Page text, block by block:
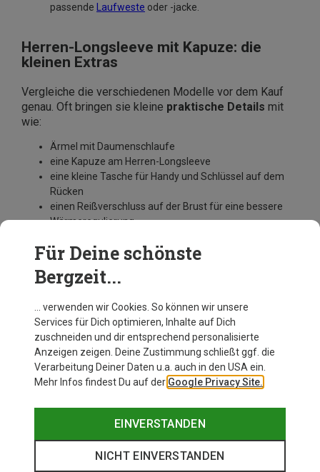
passende
Laufweste oder -jacke.
Herren-Longsleeve mit Kapuze: die
kleinen Extras
Vergleiche die verschiedenen Modelle vor dem Kauf
genau. Oft bringen sie kleine praktische Details mit
wie:
Ärmel mit Daumenschlaufe
eine Kapuze am Herren-Longsleeve
eine kleine Tasche für Handy und Schlüssel auf dem
Rücken
einen Reißverschluss auf der Brust für eine bessere
Wärmeregulierung
Die besten Longsleeves für Herren von
Marken wie Fjällräven, Mammut oder Salewa
entdeckst Du online bei Bergzeit. Jetzt Favoriten
wählen und bestellen.
Für Deine schönste
Bergzeit...
… verwenden wir Cookies. So können wir unsere
Services für Dich optimieren, Inhalte auf Dich
zuschneiden und dir entsprechend personalisierte
Anzeigen zeigen. Deine Zustimmung schließt ggf. die
Verarbeitung Deiner Daten u.a. auch in den USA ein.
Mehr Infos findest Du auf der Google Privacy Site.
EINVERSTANDEN
NICHT EINVERSTANDEN